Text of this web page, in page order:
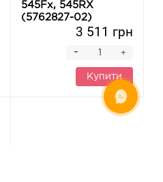
545Fx, 545RХ
(5762827-02)
3 511 грн
+
-
Купити
ОНЛАЙН ЧАТ